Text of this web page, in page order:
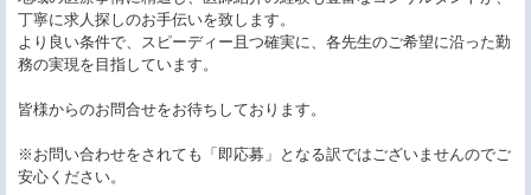
丁寧に求人探しのお手伝いを致します。
より良い条件で、スピーディー且つ確実に、各先生のご希望に沿った勤
務の実現を目指しています。
皆様からのお問合せをお待ちしております。
※お問い合わせをされても「即応募」となる訳ではございませんのでご
安心ください。